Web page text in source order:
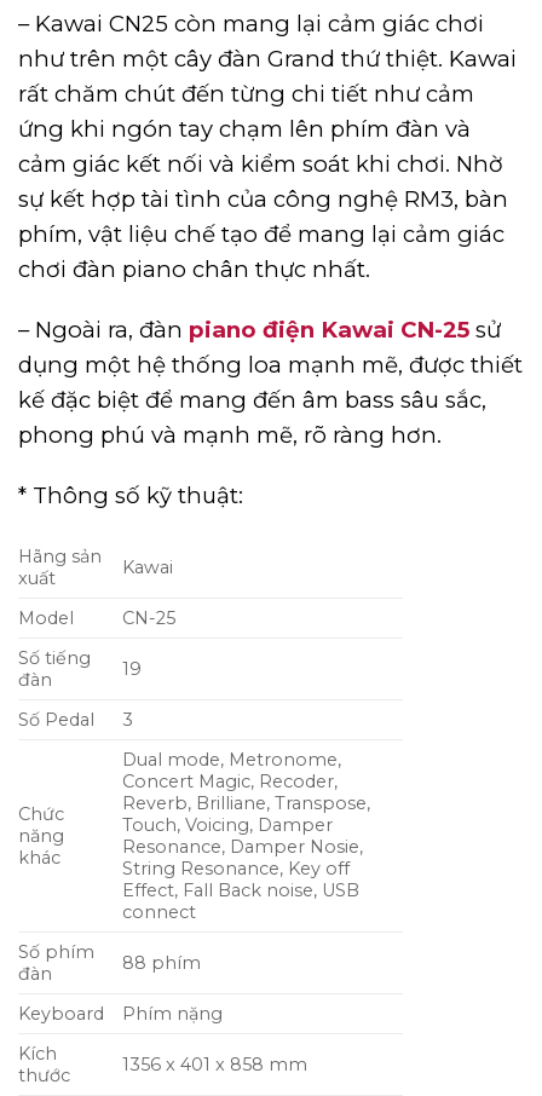
– Kawai CN25 còn mang lại cảm giác chơi
như trên một cây đàn Grand thứ thiệt. Kawai
rất chăm chút đến từng chi tiết như cảm
ứng khi ngón tay chạm lên phím đàn và
cảm giác kết nối và kiểm soát khi chơi. Nhờ
sự kết hợp tài tình của công nghệ RM3, bàn
phím, vật liệu chế tạo để mang lại cảm giác
chơi đàn piano chân thực nhất.
– Ngoài ra, đàn piano điện Kawai CN-25 sử
dụng một hệ thống loa mạnh mẽ, được thiết
kế đặc biệt để mang đến âm bass sâu sắc,
phong phú và mạnh mẽ, rõ ràng hơn.
* Thông số kỹ thuật:
Hãng sản
xuất
Kawai
Model
CN-25
Số tiếng
đàn
19
Số Pedal 3
Chức
năng
khác
Dual mode, Metronome,
Concert Magic, Recoder,
Reverb, Brilliane, Transpose,
Touch, Voicing, Damper
Resonance, Damper Nosie,
String Resonance, Key off
Effect, Fall Back noise, USB
connect
Số phím
đàn
88 phím
Keyboard
Phím nặng
Kích
thước
1356 x 401 x 858 mm